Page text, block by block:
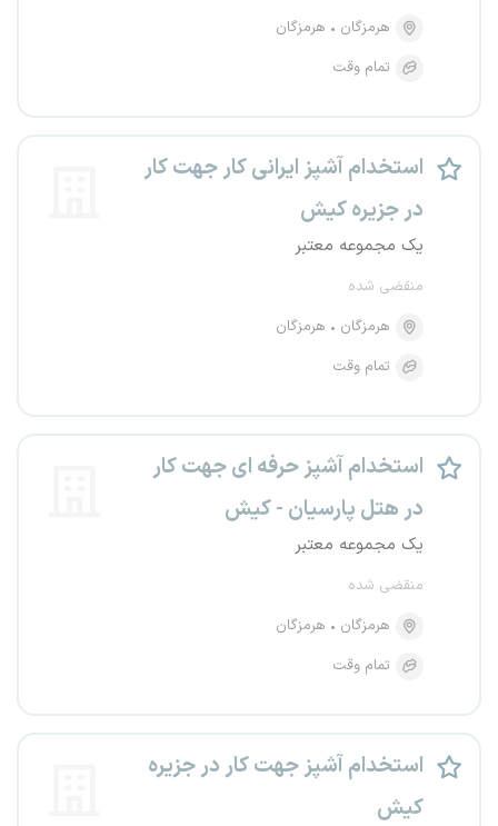
هرمزگان
هرمزگان
تمام وقت
استخدام آشپز ایرانی کار جهت کار
در جزیره کیش
یک مجموعه معتبر
منقضی شده
هرمزگان
هرمزگان
تمام وقت
استخدام آشپز حرفه ای جهت کار
در هتل پارسیان - کیش
یک مجموعه معتبر
منقضی شده
هرمزگان
هرمزگان
تمام وقت
استخدام آشپز جهت کار در جزیره
کیش